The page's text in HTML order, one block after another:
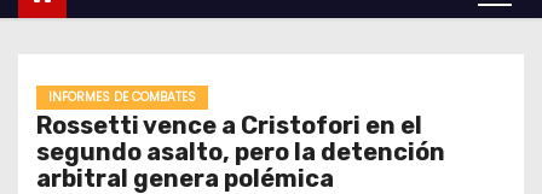
INFORMES DE COMBATES
Rossetti vence a Cristofori en el
segundo asalto, pero la detención
arbitral genera polémica